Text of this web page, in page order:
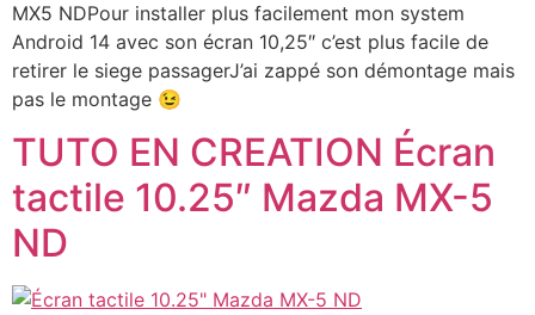
MX5 NDPour installer plus facilement mon system
Android 14 avec son écran 10,25″ c’est plus facile de
retirer le siege passagerJ’ai zappé son démontage mais
pas le montage 😉
TUTO EN CREATION Écran
tactile 10.25″ Mazda MX-5
ND